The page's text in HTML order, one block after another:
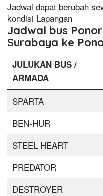
Jadwal dapat berubah
kondisi Lapangan
Jadwal bus
Surabaya ke
JULUKAN BUS /
ARMADA
SPARTA
BEN-HUR
STEEL HEART
PREDATOR
DESTROYER